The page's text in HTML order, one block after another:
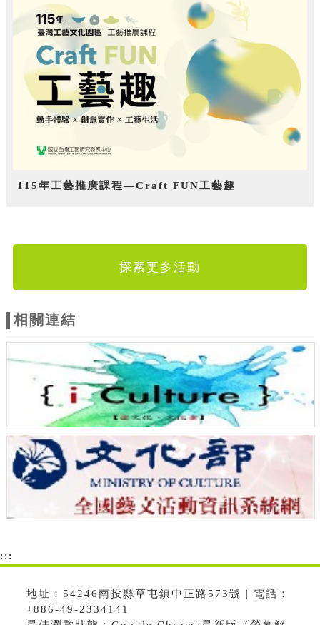
115年工藝推廣課程—Craft FUN工藝趣
探索更多活動
相關連結
:::
地址：54246南投縣草屯鎮中正路573號 | 電話：
+886-49-2334141